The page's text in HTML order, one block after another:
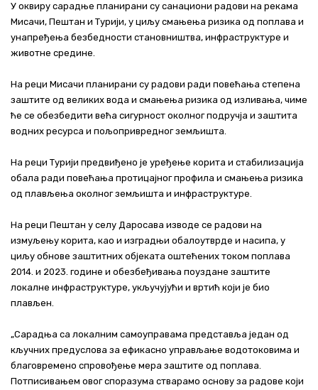
У оквиру сарадње планирани су санациони радови на рекама
Мисачи, Пештан и Турији, у циљу смањења ризика од поплава и
унапређења безбедности становништва, инфраструктуре и
животне средине.
На реци Мисачи планирани су радови ради повећања степена
заштите од великих вода и смањења ризика од изливања, чиме
ће се обезбедити већа сигурност околног подручја и заштита
водних ресурса и пољопривредног земљишта.
На реци Турији предвиђено је уређење корита и стабилизација
обала ради повећања протицајног профила и смањења ризика
од плављења околног земљишта и инфраструктуре.
На реци Пештан у селу Даросава изводе се радови на
измуљењу корита, као и изградњи обалоутврде и насипа, у
циљу обнове заштитних објеката оштећених током поплава
2014. и 2023. године и обезбеђивања поуздане заштите
локалне инфраструктуре, укључујући и вртић који је био
плављен.
„Сарадња са локалним самоуправама представља један од
кључних предуслова за ефикасно управљање водотоковима и
благовремено спровођење мера заштите од поплава.
Потписивањем овог споразума стварамо основу за радове који